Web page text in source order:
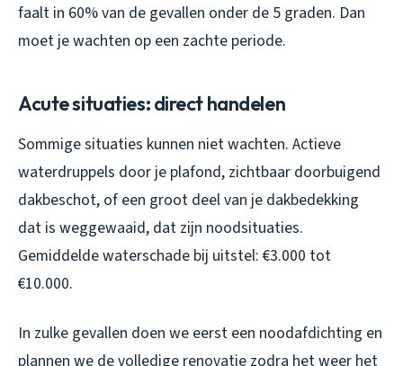
faalt in 60% van de gevallen onder de 5 graden. Dan
moet je wachten op een zachte periode.
Acute situaties: direct handelen
Sommige situaties kunnen niet wachten. Actieve
waterdruppels door je plafond, zichtbaar doorbuigend
dakbeschot, of een groot deel van je dakbedekking
dat is weggewaaid, dat zijn noodsituaties.
Gemiddelde waterschade bij uitstel: €3.000 tot
€10.000.
In zulke gevallen doen we eerst een noodafdichting en
plannen we de volledige renovatie zodra het weer het